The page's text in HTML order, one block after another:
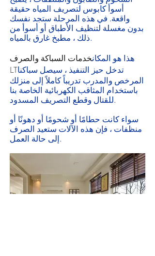
أسوأ كابوس لتصريف المياه حقيقة
واقعة. في هذه المرحلة ستجد نفسك
بدون مغسلة لتنظيف الأطباق أو أسوأ من
ذلك ، مطبخ غارق بالمياه.
هذا هو المكانخدمات السباكة والصرف
LTتدخل حيز التنفيذ ، سيصل سباكنا
المرخص والمدرب تدريباً كاملاً إلى منزلك
باستخدام المثاقب الكهربائية الخاصة بنا
للقتال وقطع التصريف المسدود.
سواء كانت حطامًا أو شحومًا أو دهونًا أو
منظفات ، فإن هذه الآلات ستعيد الصرف
إلى حالة العمل.